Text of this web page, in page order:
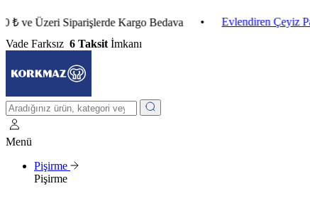
Siparişlerde Kargo Bedava • Evlendiren Çeyiz Paketleri
Vade Farksız 6 Taksit İmkanı
Menü
Pişirme
Pişirme